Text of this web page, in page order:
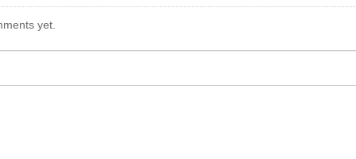
yet.